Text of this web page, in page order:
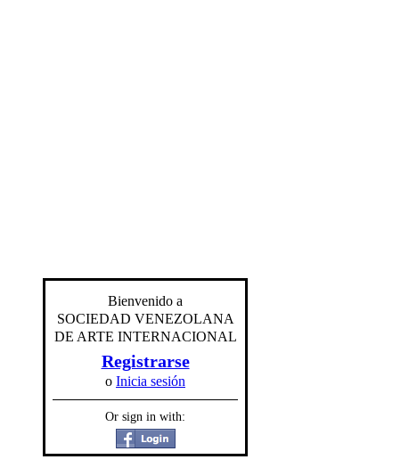
Bienvenido a
SOCIEDAD VENEZOLANA
DE ARTE INTERNACIONAL
Registrarse
o Inicia sesión
Or sign in with: